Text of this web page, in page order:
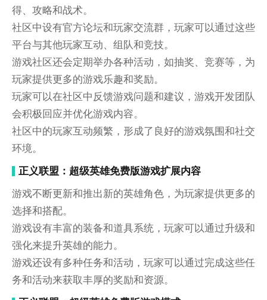
得、攻略和战术。
社区中设有官方论坛和玩家交流群，玩家可以通过这些
平台与其他玩家互动、组队和竞技。
游戏社区还会定期举办各种活动，如抽奖、竞赛等，为
玩家提供更多的游戏乐趣和奖励。
玩家可以在社区中反馈游戏问题和建议，游戏开发团队
会积极回应并优化游戏内容。
社区中的玩家互动频繁，形成了良好的游戏氛围和社交
环境。
正义联盟：超级英雄免费版游戏扩展内容
游戏不断更新和推出新的英雄角色，为玩家提供更多的
选择和搭配。
游戏设有丰富的装备和道具系统，玩家可以通过升级和
强化来提升英雄的能力。
游戏还设有多种任务和活动，玩家可以通过完成这些任
务和活动来获取丰厚的奖励和资源。